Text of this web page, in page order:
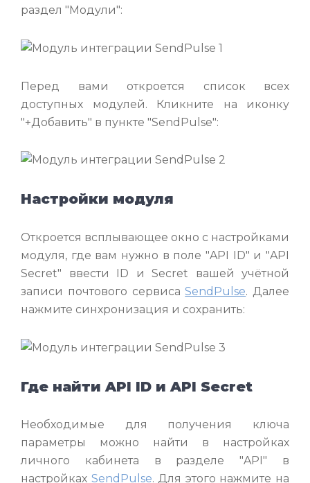
раздел "Модули":
Перед вами откроется список всех
доступных модулей. Кликните на иконку
"+Добавить" в пункте "SendPulse":
Настройки модуля
Откроется всплывающее окно с настройками
модуля, где вам нужно в поле "API ID" и "API
Secret" ввести ID и Secret вашей учётной
записи почтового сервисаSendPulse. Далее
нажмите синхронизация и сохранить:
Где найти API ID и API Secret
Необходимые для получения ключа
параметры можно найти в настройках
личного кабинета в разделе "API" в
настройках SendPulse. Для этого нажмите на